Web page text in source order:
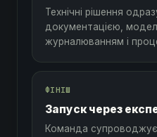
Технічні рішення
документацією,
журналюванням і
ФІНІШ
Запуск через
Команда супроводжує